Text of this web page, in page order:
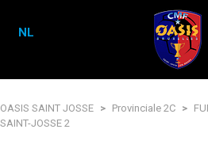
OASIS SAINT JOSSE > Provinciale 2C >
SAINT-JOSSE 2
NL